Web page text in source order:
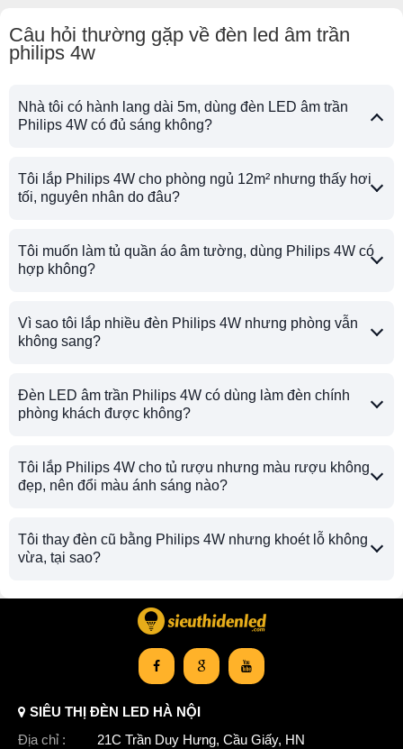
Câu hỏi thường gặp về đèn led âm trần
philips 4w
Nhà tôi có hành lang dài 5m, dùng đèn LED âm trần
Philips 4W có đủ sáng không?
Tôi lắp Philips 4W cho phòng ngủ 12m² nhưng thấy hơi
tối, nguyên nhân do đâu?
Tôi muốn làm tủ quần áo âm tường, dùng Philips 4W có
hợp không?
Vì sao tôi lắp nhiều đèn Philips 4W nhưng phòng vẫn
không sang?
Đèn LED âm trần Philips 4W có dùng làm đèn chính
phòng khách được không?
Tôi lắp Philips 4W cho tủ rượu nhưng màu rượu không
đẹp, nên đổi màu ánh sáng nào?
Tôi thay đèn cũ bằng Philips 4W nhưng khoét lỗ không
vừa, tại sao?
SIÊU THỊ ĐÈN LED HÀ NỘI
Địa chỉ :
21C Trần Duy Hưng, Cầu Giấy, HN